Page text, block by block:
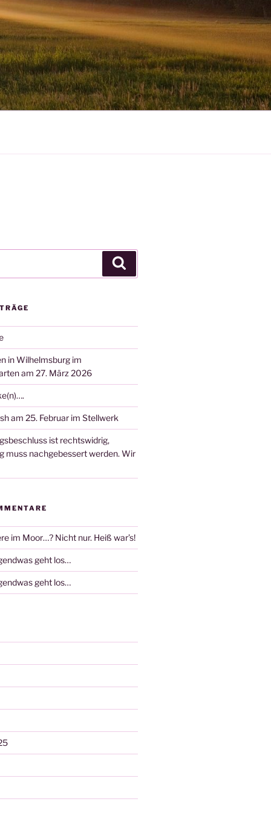
in Wilhelmsburg im
am 27. März 2026
am 25. Februar im Stellwerk
ist rechtswidrig,
muss nachgebessert werden. Wir
im Moor…? Nicht nur. Heiß war’s!
geht los…
geht los…